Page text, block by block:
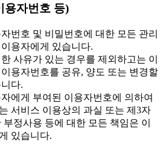
용자번호 등)
번호 및 비밀번호에 대한 모든 관리
용자에게 있습니다.
사유가 있는 경우를 제외하고는 이
용자번호를 공유, 양도 또는 변경할
다.
에게 부여된 이용자번호에 의하여
서비스 이용상의 과실 또는 제3자
부정사용 등에 대한 모든 책임은 이
있습니다.